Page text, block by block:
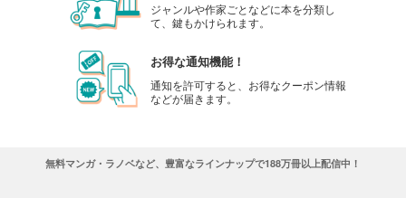
ジャンルや作家ごとなどに本を分類し
て、鍵もかけられます。
お得な通知機能！
通知を許可すると、お得なクーポン情報
などが届きます。
無料マンガ・ラノベなど、豊富なラインナップで188万冊以上配信中！